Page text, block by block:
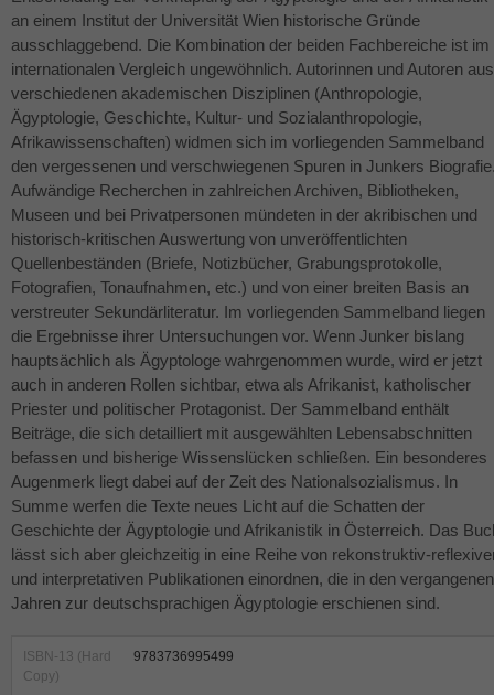
an einem Institut der Universität Wien historische Gründe
ausschlaggebend. Die Kombination der beiden Fachbereiche ist im
internationalen Vergleich ungewöhnlich. Autorinnen und Autoren aus
verschiedenen akademischen Disziplinen (Anthropologie,
Ägyptologie, Geschichte, Kultur- und Sozialanthropologie,
Afrikawissenschaften) widmen sich im vorliegenden Sammelband
den vergessenen und verschwiegenen Spuren in Junkers
Aufwändige Recherchen in zahlreichen Archiven, Bibliotheken,
Museen und bei Privatpersonen mündeten in der akribischen und
historisch-kritischen Auswertung von unveröffentlichten
Quellenbeständen (Briefe, Notizbücher, Grabungsprotokolle,
Fotografien, Tonaufnahmen, etc.) und von einer breiten Basis an
verstreuter Sekundärliteratur. Im vorliegenden Sammelband liegen
die Ergebnisse ihrer Untersuchungen vor. Wenn Junker bislang
hauptsächlich als Ägyptologe wahrgenommen wurde, wird er jetzt
auch in anderen Rollen sichtbar, etwa als Afrikanist, katholischer
Priester und politischer Protagonist. Der Sammelband enthält
Beiträge, die sich detailliert mit ausgewählten Lebensabschnitten
befassen und bisherige Wissenslücken schließen. Ein besonderes
Augenmerk liegt dabei auf der Zeit des Nationalsozialismus. In
Summe werfen die Texte neues Licht auf die Schatten der
Geschichte der Ägyptologie und Afrikanistik in Österreich. Das
lässt sich aber gleichzeitig in eine Reihe von rekonstruktiv-
und interpretativen Publikationen einordnen, die in den vergangenen
Jahren zur deutschsprachigen Ägyptologie erschienen sind.
ISBN-13 (Hard
Copy)
9783736995499